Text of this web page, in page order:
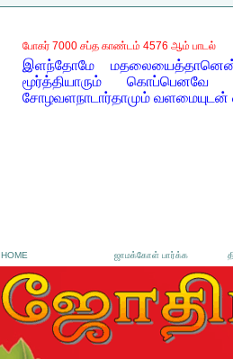
போகர் 7000 சப்த காண்டம் 4576 ஆம் பாடல்
இளந்தோமே
மூர்த்தியாரும் கொப்பெனவே
சோழவளநாடார்தாமும் வளமையுடன்
HOME ஜாமக்கோள் பார்க்க